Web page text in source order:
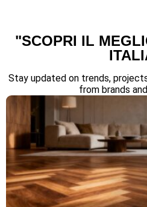
"SCOPRI IL
Stay updated on trends,
from brands